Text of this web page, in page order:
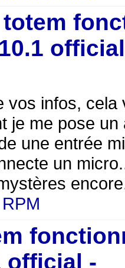
vos infos,
je me pose
une entrée
un
official -